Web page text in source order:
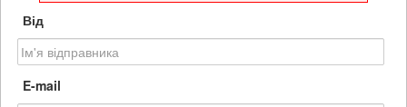
Від
E-mail